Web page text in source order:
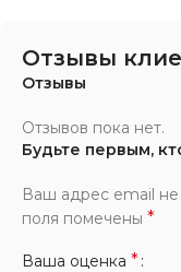
Отзывы
Отзывы
Отзывов пока нет.
Будьте первым,
Ваш адрес email
поля помечены *
Ваша оценка *